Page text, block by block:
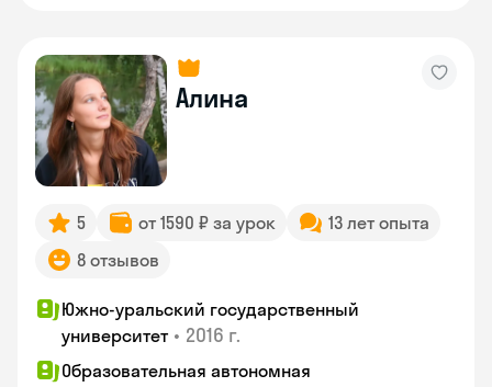
Алина
5 от 1590 ₽ за урок
13 лет опыта
8 отзывов
Южно-уральский государственный
университет • 2016 г.
Образовательная автономная